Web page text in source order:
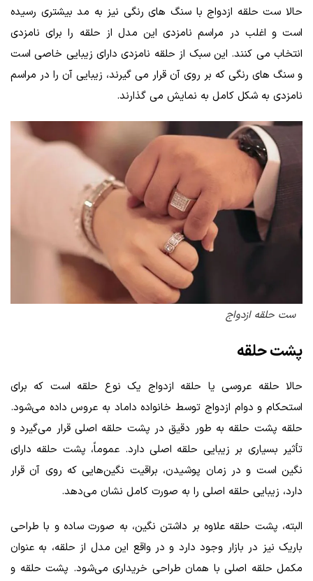
حالا ست حلقه ازدواج با سنگ‌ های رنگی نیز به مد بیشتری رسیده
است و اغلب در مراسم نامزدی این مدل از حلقه را برای نامزدی
انتخاب می‌ کنند. این سبک از حلقه نامزدی دارای زیبایی خاصی است
و سنگ‌ های رنگی که بر روی آن قرار می‌ گیرند، زیبایی آن را در مراسم
نامزدی به شکل کامل به نمایش می‌ گذارند.
ست حلقه ازدواج
پشت حلقه
حالا حلقه عروسی یا حلقه ازدواج یک نوع حلقه است که برای
استحکام و دوام ازدواج توسط خانواده داماد به عروس داده می‌شود.
حلقه پشت حلقه به طور دقیق در پشت حلقه اصلی قرار می‌گیرد و
تأثیر بسیاری بر زیبایی حلقه اصلی دارد. عموماً، پشت حلقه دارای
نگین است و در زمان پوشیدن، براقیت نگین‌هایی که روی آن قرار
دارد، زیبایی حلقه اصلی را به صورت کامل نشان می‌دهد.
البته، پشت حلقه علاوه بر داشتن نگین، به صورت ساده و با طراحی
باریک نیز در بازار وجود دارد و در واقع این مدل از حلقه، به عنوان
مکمل حلقه اصلی با همان طراحی خریداری می‌شود. پشت حلقه و